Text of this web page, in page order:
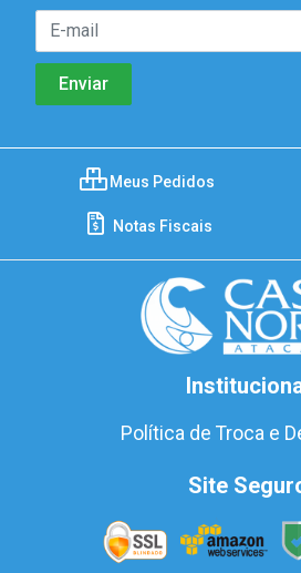
Meus Pedidos
Notas Fiscais
Política de Troca e
Site